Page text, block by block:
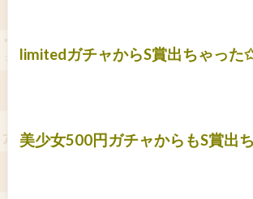
limitedガチャからS賞出ちゃった
美少女500円ガチャからもS賞出